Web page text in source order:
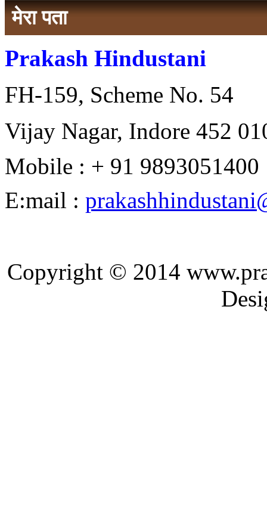
मेरा पता
Prakash Hindustani
FH-159, Scheme No. 54
Vijay Nagar, Indore 452
Mobile : + 91 9893051400
E:mail :
Copyright © 2014
Designed